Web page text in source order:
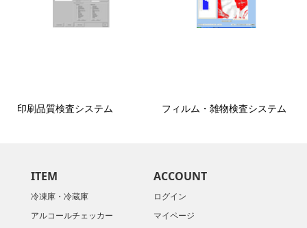
印刷品質検査システム フィルム・雑物検査システム
ITEM
冷凍庫・冷蔵庫
アルコールチェッカー
ACCOUNT
ログイン
マイページ